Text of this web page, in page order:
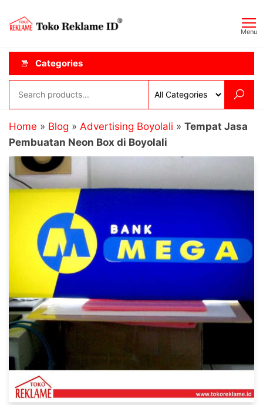
content
ID
Menu
Categories
Home » Blog » Advertising Boyolali » Tempat Jasa
Pembuatan Neon Box di Boyolali